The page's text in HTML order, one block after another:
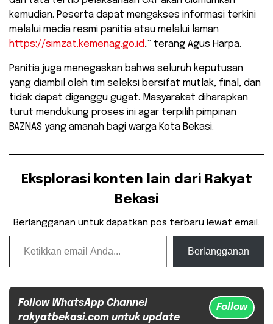
kemudian. Peserta dapat mengakses informasi terkini
melalui media resmi panitia atau melalui laman
https://simzat.kemenag.go.id,” terang Agus Harpa.
​Panitia juga menegaskan bahwa seluruh keputusan
yang diambil oleh tim seleksi bersifat mutlak, final, dan
tidak dapat diganggu gugat. Masyarakat diharapkan
turut mendukung proses ini agar terpilih pimpinan
BAZNAS yang amanah bagi warga Kota Bekasi.
Eksplorasi konten lain dari Rakyat
Bekasi
Berlangganan untuk dapatkan pos terbaru lewat email.
Ketikkan email Anda...
Berlangganan
Follow WhatsApp Channel
rakyatbekasi.com untuk update
Follow